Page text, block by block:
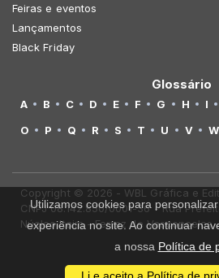
Feiras e eventos
Lançamentos
Black Friday
Glossário
A B C D E F G H I
O
P Q R S T U V W
Copyright © 2026 - WBL Gráfica e
CNPJ 08.142.850/0001-36 - Rua
Núcleo Itaim - Ferraz de Vasconcelos
Utilizamos cookies para
experiência no site. Ao continuar
a nossa Política de